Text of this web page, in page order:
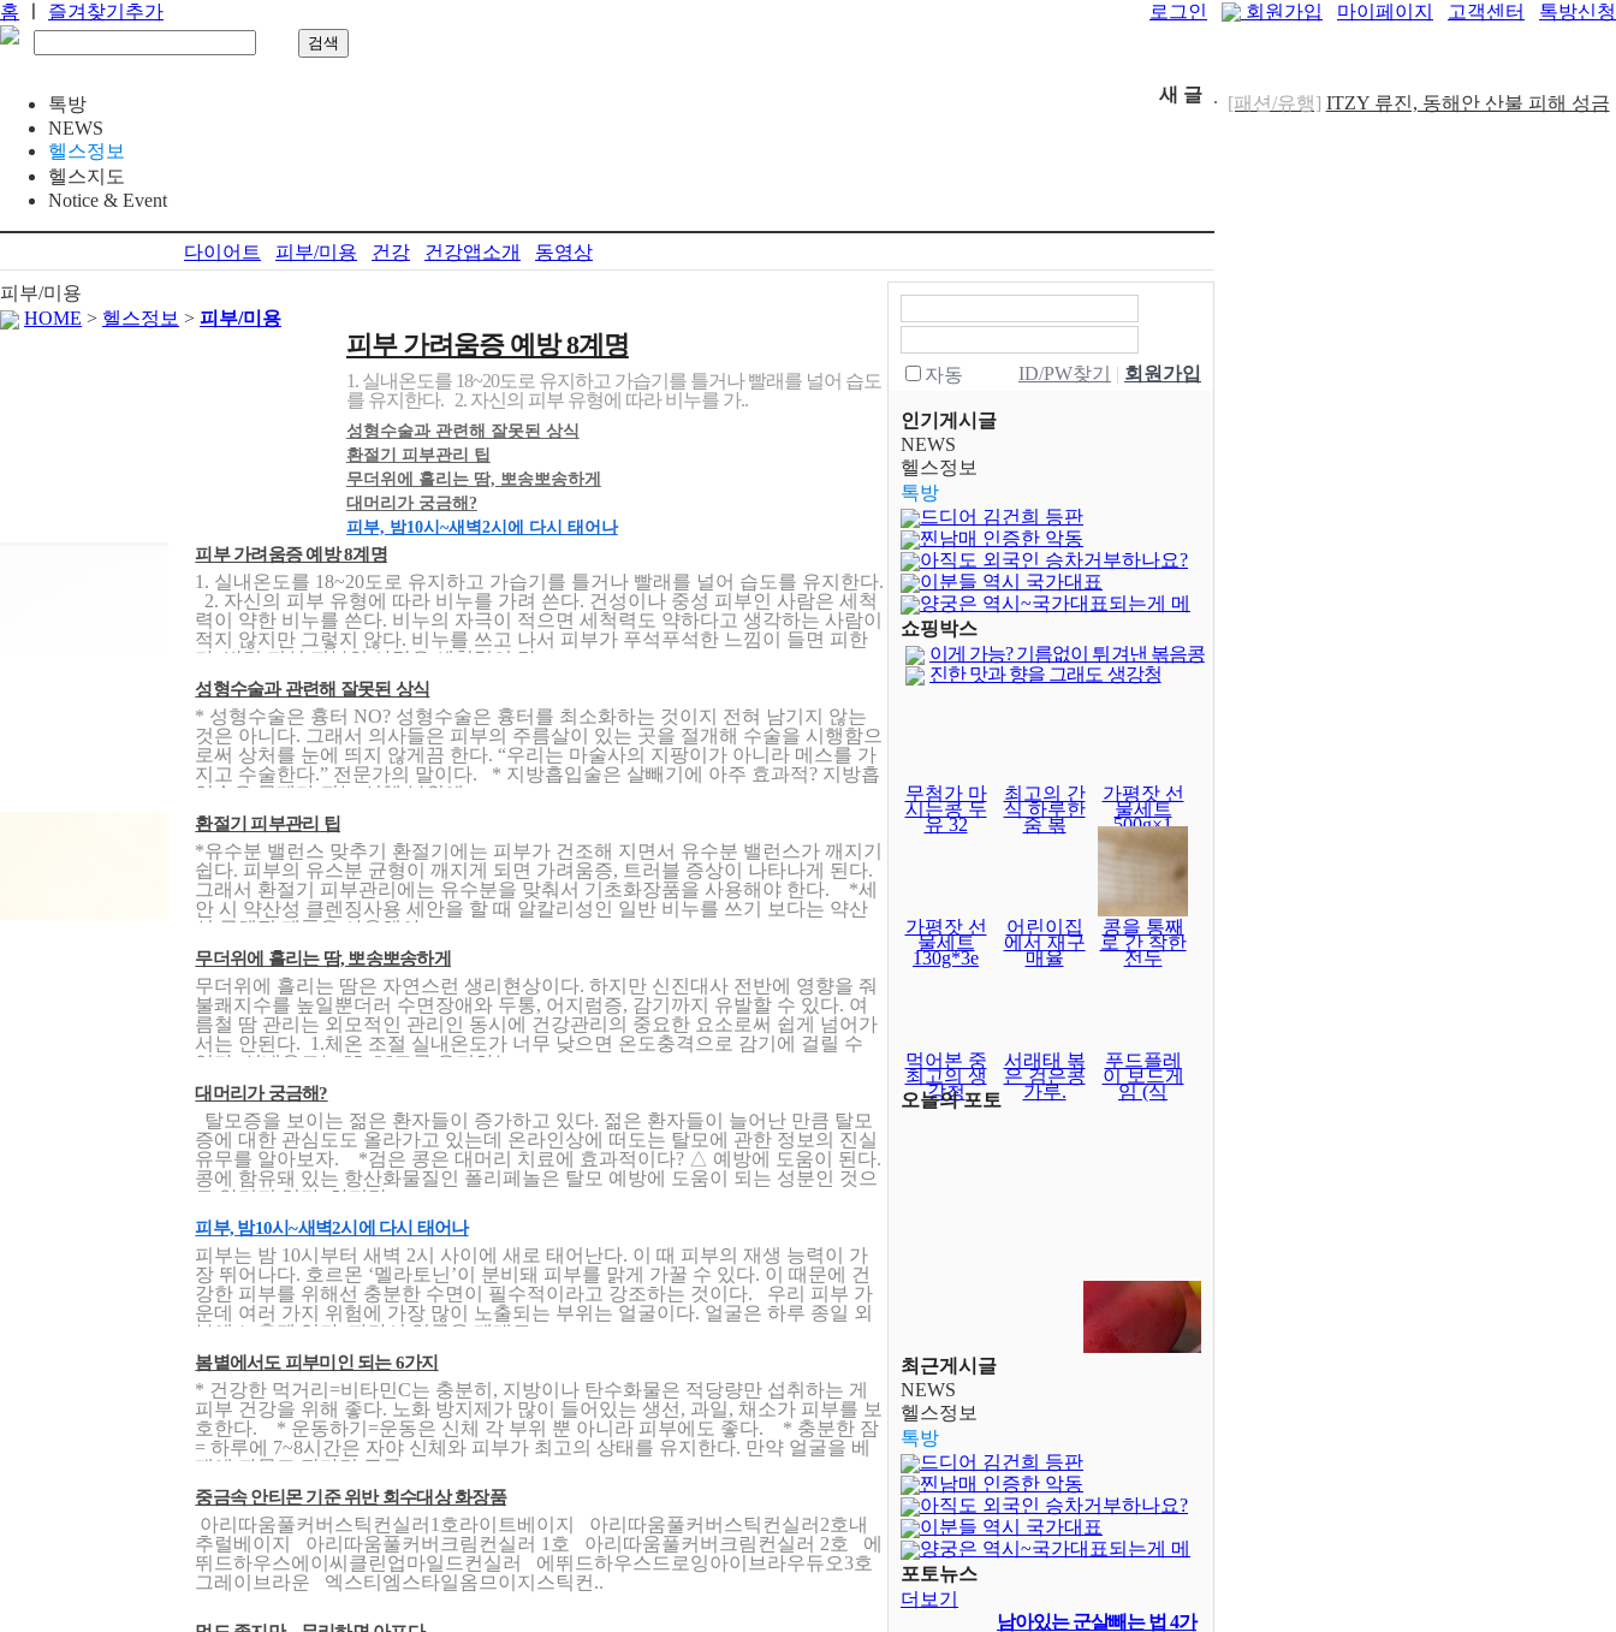
홈 즐겨찾기추가 로그인 회원가입 마이페이지 고객센터 톡방신청
톡방
NEWS
헬스정보
헬스지도
Notice & Event
새 글 [패션/유행] ITZY 류진, 동해안 산불 피해 성금
다이어트 피부/미용 건강 건강앱소개
동영상
피부/미용
HOME > 헬스정보 > 피부/미용
피부 가려움증 예방 8계명
1. 실내온도를 18~20도로 유지하고 가습기를 틀거나 빨래를 널어 습도
를 유지한다. 2. 자신의 피부 유형에 따라 비누를 가..
성형수술과 관련해 잘못된 상식
환절기 피부관리 팁
무더위에 흘리는 땀, 뽀송뽀송하게
대머리가 궁금해?
피부, 밤10시~새벽2시에 다시 태어나
피부 가려움증 예방 8계명
1. 실내온도를 18~20도로 유지하고 가습기를 틀거나 빨래를 널어 습도를 유지한다.
2. 자신의 피부 유형에 따라 비누를 가려 쓴다. 건성이나 중성 피부인 사람은 세척
력이 약한 비누를 쓴다. 비누의 자극이 적으면 세척력도 약하다고 생각하는 사람이
적지 않지만 그렇지 않다. 비누를 쓰고 나서 피부가 푸석푸석한 느낌이 들면 피한
다. 반면 지성 피부인 사람은 세척력이 강..
성형수술과 관련해 잘못된 상식
* 성형수술은 흉터 NO? 성형수술은 흉터를 최소화하는 것이지 전혀 남기지 않는
것은 아니다. 그래서 의사들은 피부의 주름살이 있는 곳을 절개해 수술을 시행함으
로써 상처를 눈에 띄지 않게끔 한다. “우리는 마술사의 지팡이가 아니라 메스를 가
지고 수술한다.” 전문가의 말이다. * 지방흡입술은 살빼기에 아주 효과적? 지방흡
입술은 문제가 되는 신체 부위에..
환절기 피부관리 팁
*유수분 밸런스 맞추기 환절기에는 피부가 건조해 지면서 유수분 밸런스가 깨지기
쉽다. 피부의 유스분 균형이 깨지게 되면 가려움증, 트러블 증상이 나타나게 된다.
그래서 환절기 피부관리에는 유수분을 맞춰서 기초화장품을 사용해야 한다. *세
안 시 약산성 클렌징사용 세안을 할 때 알칼리성인 일반 비누를 쓰기 보다는 약산
성 클렌징 제품을 사용해야 ..
무더위에 흘리는 땀, 뽀송뽀송하게
무더위에 흘리는 땀은 자연스런 생리현상이다. 하지만 신진대사 전반에 영향을 줘
불쾌지수를 높일뿐더러 수면장애와 두통, 어지럼증, 감기까지 유발할 수 있다. 여
름철 땀 관리는 외모적인 관리인 동시에 건강관리의 중요한 요소로써 쉽게 넘어가
서는 안된다.​ 1.체온 조절 실내온도가 너무 낮으면 온도충격으로 감기에 걸릴 수
있다. 실내온도는 25~26도를 유지하는 ..
대머리가 궁금해?
탈모증을 보이는 젊은 환자들이 증가하고 있다. 젊은 환자들이 늘어난 만큼 탈모
증에 대한 관심도도 올라가고 있는데 온라인상에 떠도는 탈모에 관한 정보의 진실
유무를 알아보자. *검은 콩은 대머리 치료에 효과적이다? △ 예방에 도움이 된다.
콩에 함유돼 있는 항산화물질인 폴리페놀은 탈모 예방에 도움이 되는 성분인 것으
로 알려져 있다. 하지만 ..
피부, 밤10시~새벽2시에 다시 태어나
피부는 밤 10시부터 새벽 2시 사이에 새로 태어난다. 이 때 피부의 재생 능력이 가
장 뛰어나다. 호르몬 ‘멜라토닌’이 분비돼 피부를 맑게 가꿀 수 있다. 이 때문에 건
강한 피부를 위해선 충분한 수면이 필수적이라고 강조하는 것이다. 우리 피부 가
운데 여러 가지 위험에 가장 많이 노출되는 부위는 얼굴이다. 얼굴은 하루 종일 외
부에 노출돼 있다. 따라서 얼굴을 제대로 ..
봄볕에서도 피부미인 되는 6가지
* 건강한 먹거리=비타민C는 충분히, 지방이나 탄수화물은 적당량만 섭취하는 게
피부 건강을 위해 좋다. 노화 방지제가 많이 들어있는 생선, 과일, 채소가 피부를 보
호한다. * 운동하기=운동은 신체 각 부위 뿐 아니라 피부에도 좋다. * 충분한 잠
= 하루에 7~8시간은 자야 신체와 피부가 최고의 상태를 유지한다. 만약 얼굴을 베
개에 파묻고 잔다면 주름..
중금속 안티몬 기준 위반 회수대상 화장품
아리따움풀커버스틱컨실러1호라이트베이지 아리따움풀커버스틱컨실러2호내
추럴베이지 아리따움풀커버크림컨실러 1호 아리따움풀커버크림컨실러 2호 에
뛰드하우스에이씨클린업마일드컨실러 에뛰드하우스드로잉아이브라우듀오3호
그레이브라운 엑스티엠스타일옴므이지스틱컨..
자동 ID/PW찾기 | 회원가입
인기게시글
NEWS
헬스정보
톡방
드디어 김건희 등판
찐남매 인증한 악동
아직도 외국인 승차거부하나요?
이분들 역시 국가대표
양궁은 역시~국가대표되는게 메
달보다 어렵..
쇼핑박스
이게 가능? 기름없이 튀겨낸 볶음콩
진한 맛과 향을 그래도 생강청
무첨가 마
시는콩 두
유 32
최고의 간
식 하루한
줌 볶
가평잣 선
물세트
500g×1
가평잣 선
물세트
130g*3e
어린이집
에서 재구
매율
콩을 통째
로 간 착한
전두
먹어본 중
최고의 생
강청
서래태 볶
은 검은콩
가루.
푸드플레
이 보드게
임 (식
오늘의 포토
최근게시글
NEWS
헬스정보
톡방
드디어 김건희 등판
찐남매 인증한 악동
아직도 외국인 승차거부하나요?
이분들 역시 국가대표
양궁은 역시~국가대표되는게 메
달보다 어렵..
포토뉴스
더보기
남아있는 군살빼는 법 4가